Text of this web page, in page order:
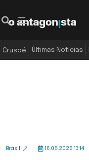
Crusoé Últimas Notícias
Brasil 16.05.2026 13:14